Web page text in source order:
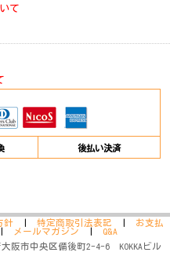
て
後払い決済
針 特定商取引法表記
お支払
メールマガジン
Q&A
阪市中央区備後町2-4-6 KOKKAビル